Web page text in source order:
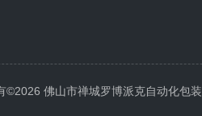
©2026 佛山市禅城罗博派克自动化